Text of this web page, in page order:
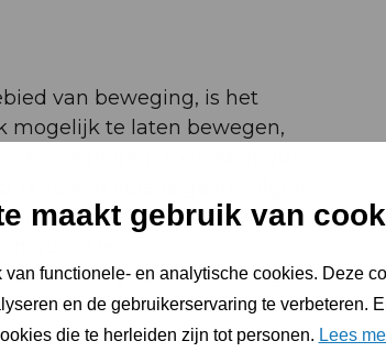
maakt gebruik van
functionele- en analytische cookies. Deze
en de gebruikerservaring te verbeteren.
die te herleiden zijn tot personen. Lees
van beweging, is het
mogelijk te laten bewegen,
bewegingen. Toen Monique
ze een cursus gaan volgen.
ze ook over wil brengen aan
“De
van het belang
inzichten van de methode
van meer en